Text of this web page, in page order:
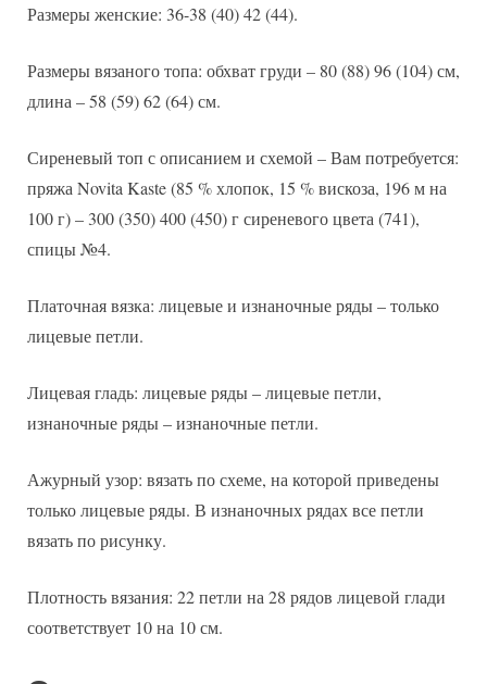
Размеры женские: 36-38 (40) 42 (44).
Размеры вязаного топа: обхват груди – 80 (88) 96 (104) см,
длина – 58 (59) 62 (64) см.
Сиреневый топ с описанием и схемой – Вам потребуется:
пряжа Novita Kaste (85 % хлопок, 15 % вискоза, 196 м на
100 г) – 300 (350) 400 (450) г сиреневого цвета (741),
спицы №4.
Платочная вязка: лицевые и изнаночные ряды – только
лицевые петли.
Лицевая гладь: лицевые ряды – лицевые петли,
изнаночные ряды – изнаночные петли.
Ажурный узор: вязать по схеме, на которой приведены
только лицевые ряды. В изнаночных рядах все петли
вязать по рисунку.
Плотность вязания: 22 петли на 28 рядов лицевой глади
соответствует 10 на 10 см.